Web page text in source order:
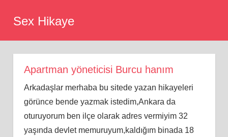
Sex Hikaye
Apartman yöneticisi Burcu hanım
Arkadaşlar merhaba bu sitede yazan hikayeleri
görünce bende yazmak istedim,Ankara da
oturuyorum ben ilçe olarak adres vermiyim 32
yaşında devlet memuruyum,kaldığım binada 18